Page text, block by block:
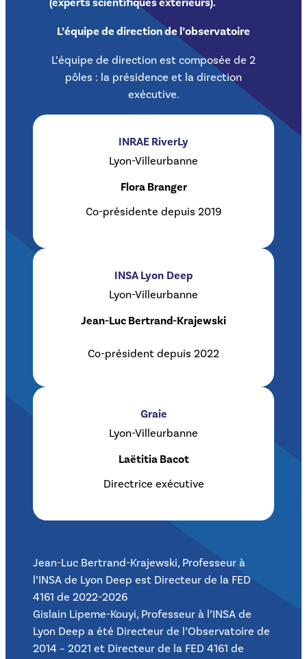
(experts scientifiques extérieurs).
L’équipe de direction de l’observatoire
L’équipe de direction est composée de 2
pôles : la présidence et la direction
exécutive.
INRAE RiverLy
Lyon-Villeurbanne
Flora Branger
Co-présidente depuis 2019
INSA Lyon Deep
Lyon-Villeurbanne
Jean-Luc Bertrand-Krajewski
Co-président depuis 2022
Graie
Lyon-Villeurbanne
Laëtitia Bacot
Directrice exécutive
Jean-Luc Bertrand-Krajewski, Professeur à
l’INSA de Lyon Deep est Directeur de la FED
4161 de 2022-2026
Gislain Lipeme-Kouyi, Professeur à l’INSA de
Lyon Deep a été Directeur de l’Observatoire de
2014 – 2021 et Directeur de la FED 4161 de